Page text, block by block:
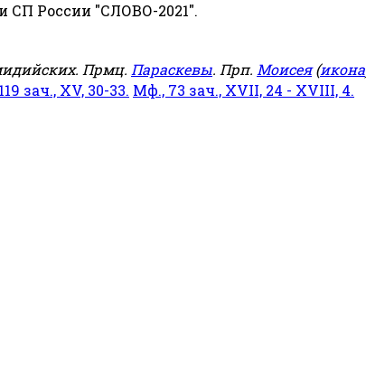
СП России "СЛОВО-2021".
Прмц. Параскевы. Прп. Моисея(икона
зач., XV, 30-33. Мф., 73 зач., XVII, 24 - XVIII, 4.